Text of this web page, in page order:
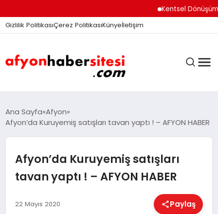
Kentsel Dönüşüm Ofisi
Gizlilik PolitikasıÇerez PolitikasıKünyeİletişim
ANASAYFA
DÜNYA
Ana Sayfa Afyon
Afyon’da Kuruyemiş satışları tavan yaptı ! – AFYON HABER
Afyon’da Kuruyemiş satışları
tavan yaptı ! – AFYON HABER
22 Mayıs 2020 Paylaş